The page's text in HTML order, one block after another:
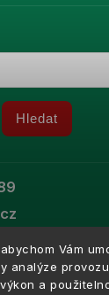
Vám
analýze
a
Hledat
.